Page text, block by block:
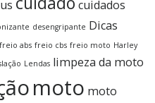
cuidados
desengripante Dicas
freio abs freio cbs freio moto Harley
Lendas limpeza da moto
moto moto